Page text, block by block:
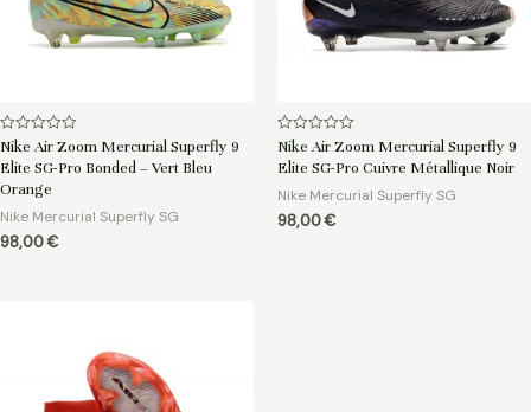
Note
sur
5
Nike Air Zoom Mercurial Superfly 9
Elite SG-Pro Bonded – Vert Bleu
Orange
Nike Mercurial Superfly SG
98,00€
Note
sur
Nike Air Zoom Mercurial Superfly 9
Elite SG-Pro Cuivre Métallique Noir
Nike Mercurial Superfly SG
98,00€